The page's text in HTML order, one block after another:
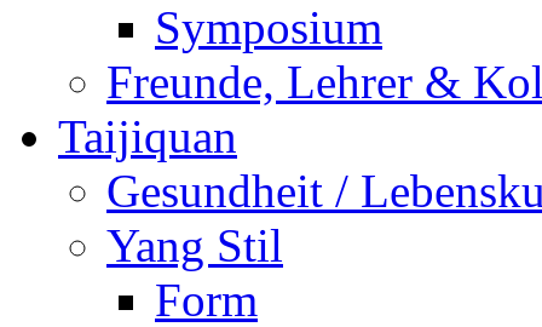
Symposium
Freunde, Lehrer &
Taijiquan
Gesundheit /
Yang Stil
Form